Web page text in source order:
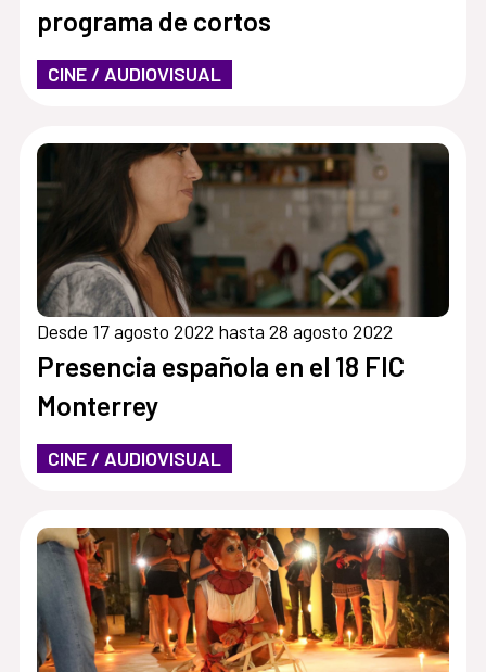
programa de cortos
CINE / AUDIOVISUAL
Desde 17 agosto 2022 hasta 28 agosto 2022
Presencia española en el 18 FIC
Monterrey
CINE / AUDIOVISUAL